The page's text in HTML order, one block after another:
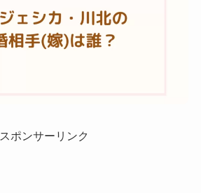
スポンサーリンク